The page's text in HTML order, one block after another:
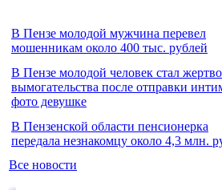
В Пензе молодой мужчина перевел
мошенникам около 400 тыс. рублей
В Пензе молодой человек стал
вымогательства после отправки
фото девушке
В Пензенской области пенсионерка
передала незнакомцу около 4,3 млн.
Все новости